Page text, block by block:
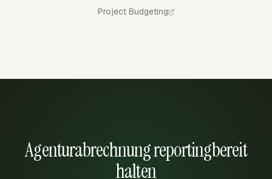
Project Budgeting
Agenturabrechnung reportingbereit
halten